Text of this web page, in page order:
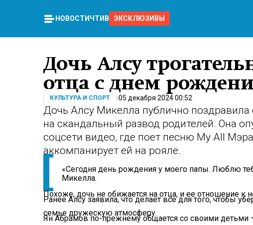
НОВОСТИ ЧТИВО ЭКСКЛЮЗИВЫ
Дочь Алсу
отца с днем
КУЛЬТУРА И СПОРТ 05 декабря 2024 00:52
Дочь Алсу Микелла публично
на скандальный развод родителей. Она
соцсети видео, где поет песню My All
аккомпанирует ей на рояле.
«Сегодня день рождения у моего папы. Люблю
Микелла.
Похоже, дочь не обижается на отца, и ее отношение к
Ранее Алсу заявила, что делает все для того, чтобы
семье дружескую атмосферу.
Ян Абрамов по-прежнему общается со своими